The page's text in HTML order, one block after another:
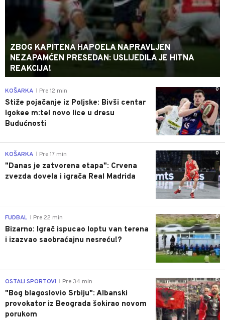
ZBOG KAPITENA HAPOELA NAPRAVLJEN
NEZAPAMĆEN PRESEDAN: USLIJEDILA JE HITNA
REAKCIJA!
0
KOŠARKA Pre 12 min
Stiže pojačanje iz Poljske: Bivši centar
Igokee m:tel novo lice u dresu
Budućnosti
0
KOŠARKA Pre 17 min
"Danas je zatvorena etapa": Crvena
zvezda dovela i igrača Real Madrida
0
FUDBAL Pre 22 min
Bizarno: Igrač ispucao loptu van terena
i izazvao saobraćajnu nesreću!?
0
OSTALI SPORTOVI Pre 34 min
"Bog blagoslovio Srbiju": Albanski
provokator iz Beograda šokirao novom
porukom